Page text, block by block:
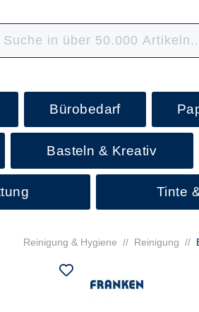
Bürobedarf
Basteln & Kreativ
Tinte
Reinigung & Hygiene // Reinigung //